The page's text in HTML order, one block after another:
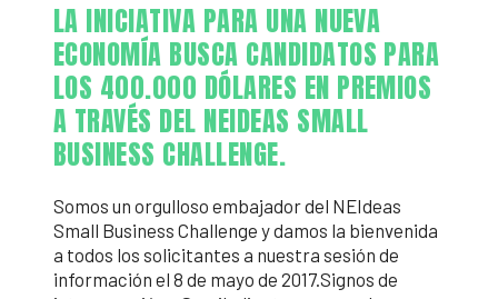
LA INICIATIVA PARA UNA NUEVA
ECONOMÍA BUSCA CANDIDATOS PARA
LOS 400.000 DÓLARES EN PREMIOS
A TRAVÉS DEL NEIDEAS SMALL
BUSINESS CHALLENGE.
Somos un orgulloso embajador del NEIdeas
Small Business Challenge y damos la bienvenida
a todos los solicitantes a nuestra sesión de
información el 8 de mayo de 2017.Signos de